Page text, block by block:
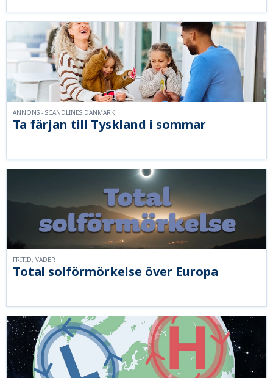
Ta färjan till Tyskland i sommar
ANNONS - SCANDLINES DANMARK
Total solförmörkelse över Europa
FRITID, VÄDER